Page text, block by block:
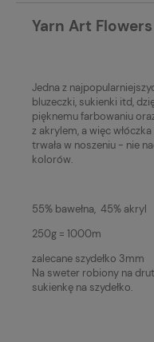
Yarn Art Flowers
Jedna z
bluzeczki, sukienki itd,
pięknemu farbowaniu
z akrylem, a więc
trwała w noszeniu - nie
kolorów.
55% bawełna, 45% akryl
250g = 1000m
zalecane szydełko 3mm
Na sweter robiony na
sukienkę na szydełko.